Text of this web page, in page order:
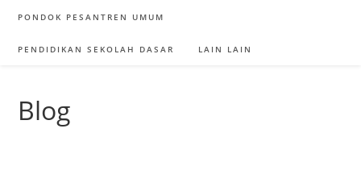
PONDOK PESANTREN UMUM
PENDIDIKAN SEKOLAH DASAR LAIN LAIN
Blog